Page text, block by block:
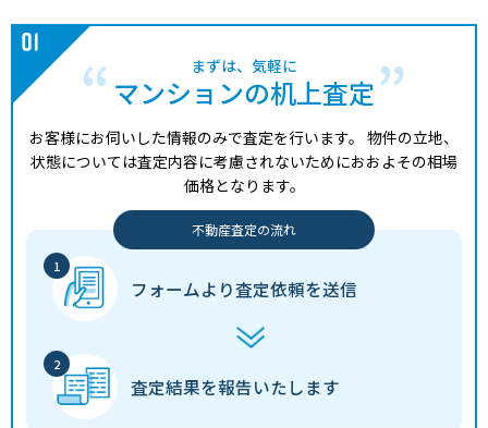
まずは、気軽に
マンションの机上査定
お客様にお伺いした情報のみで査定を行います。 物件の立地、
状態については査定内容に考慮されないためにおおよその相場
価格となります。
不動産査定の流れ
フォームより査定依頼を送信
査定結果を報告いたします